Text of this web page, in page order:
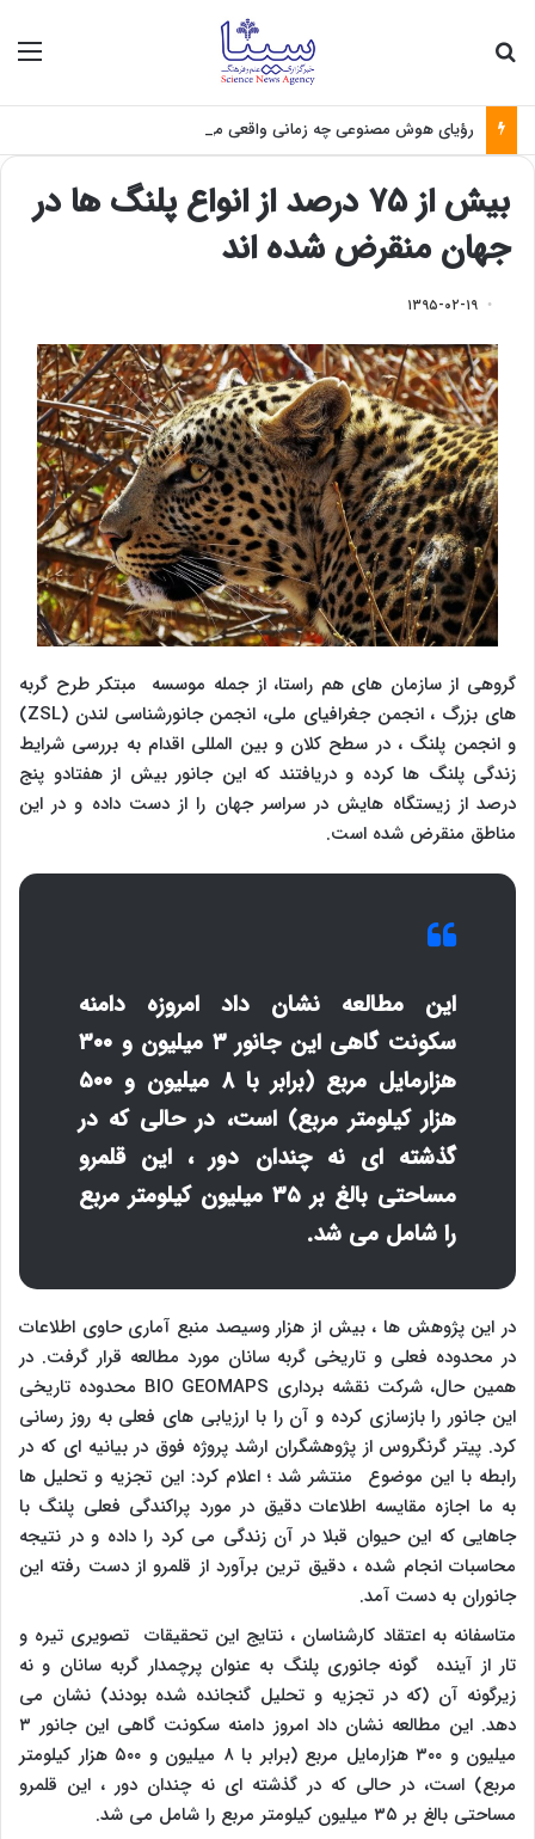
رؤیای هوش مصنوعی چه زمانی واقعی می‌شود؟
بیش از ۷۵ درصد از انواع پلنگ ها در
جهان منقرض شده اند
۱۳۹۵-۰۲-۱۹
گروهی از سازمان های هم راستا، از جمله موسسه مبتکر طرح گربه
های بزرگ ، انجمن جغرافیای ملی، انجمن جانورشناسی لندن (ZSL
)
و انجمن پلنگ ، در سطح کلان و بین المللی اقدام به بررسی شرایط
زندگی پلنگ ها کرده و دریافتند که این جانور بیش از هفتادو پنج
درصد از زیستگاه هایش در سراسر جهان را از دست داده و در این
مناطق منقرض شده است.
این مطالعه نشان داد امروزه دامنه
سکونت گاهی این جانور ۳ میلیون و ۳۰۰
هزارمایل مربع (برابر با ۸ میلیون و ۵۰۰
هزار کیلومتر مربع) است، در حالی که در
گذشته ای نه چندان دور ، این قلمرو
مساحتی بالغ بر ۳۵ میلیون کیلومتر مربع
را شامل می شد.
در این پژوهش ها ، بیش از هزار وسیصد منبع آماری حاوی اطلاعات
در محدوده فعلی و تاریخی گربه سانان مورد مطالعه قرار گرفت. در
همین حال، شرکت نقشه برداری BIO GEOMAPS محدوده تاریخی
این جانور را بازسازی کرده و آن را با ارزیابی های فعلی به روز رسانی
کرد. پیتر گرنگروس از پژوهشگران ارشد پروژه فوق در بیانیه ای که در
رابطه با این موضوع منتشر شد ؛ اعلام کرد: این تجزیه و تحلیل ها
به ما اجازه مقایسه اطلاعات دقیق در مورد پراکندگی فعلی پلنگ با
جاهایی که این حیوان قبلا در آن زندگی می کرد را داده و در نتیجه
محاسبات انجام شده ، دقیق ترین برآورد از قلمرو از دست رفته این
جانوران به دست آمد.
متاسفانه به اعتقاد کارشناسان ، نتایج این تحقیقات تصویری تیره و
تار از آینده گونه جانوری پلنگ به عنوان پرچمدار گربه سانان و نه
زیرگونه آن (که در تجزیه و تحلیل گنجانده شده بودند) نشان می
دهد. این مطالعه نشان داد امروز دامنه سکونت گاهی این جانور ۳
میلیون و ۳۰۰ هزارمایل مربع (برابر با ۸ میلیون و ۵۰۰ هزار کیلومتر
مربع) است، در حالی که در گذشته ای نه چندان دور ، این قلمرو
مساحتی بالغ بر ۳۵ میلیون کیلومتر مربع را شامل می شد.